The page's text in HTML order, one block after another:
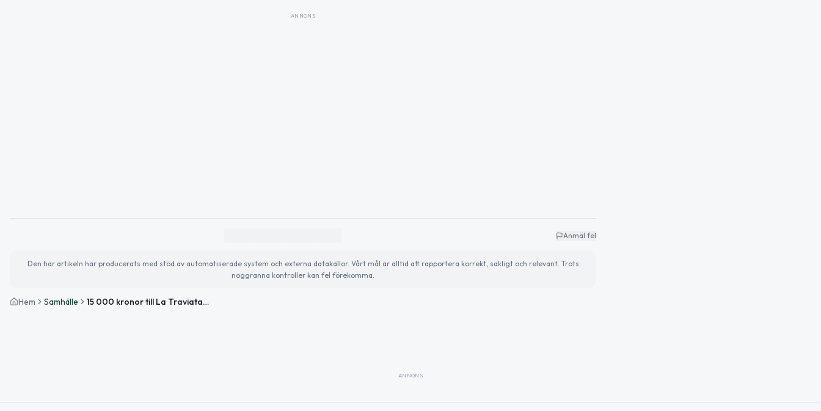
ANNONS
Anmäl fel
Den här artikeln har producerats med stöd av automatiserade system och externa datakällor. Vårt mål är alltid att rapportera korrekt, sakligt och relevant. Trots
noggranna kontroller kan fel förekomma.
Hem Samhälle 15 000 kronor till La Traviata i Höör
ANNONS